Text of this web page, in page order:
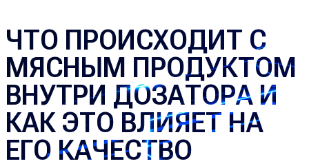
ЧТО ПРОИСХОДИТ С
МЯСНЫМ ПРОДУКТОМ
ВНУТРИ ДОЗАТОРА И
КАК ЭТО ВЛИЯЕТ НА
ЕГО КАЧЕСТВО